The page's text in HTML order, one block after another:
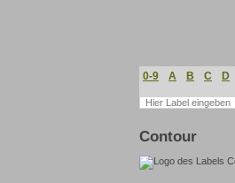
0-9 A B C D
Contour